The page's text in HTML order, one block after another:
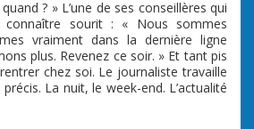
? » L’une de ses conseillères qui
sourit : « Nous sommes
vraiment dans la dernière ligne
plus. Revenez ce soir. » Et tant pis
chez soi. Le journaliste travaille
La nuit, le week-end. L’actualité